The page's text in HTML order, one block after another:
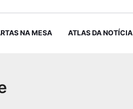
NA MESA ATLAS DA NOTÍCIA